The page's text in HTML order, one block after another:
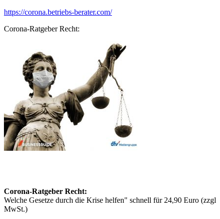
https://corona.betriebs-berater.com/
Corona-Ratgeber Recht:
Corona-Ratgeber Recht:
Welche Gesetze durch die Krise helfen" schnell für 24,90 Euro (zzgl
MwSt.)